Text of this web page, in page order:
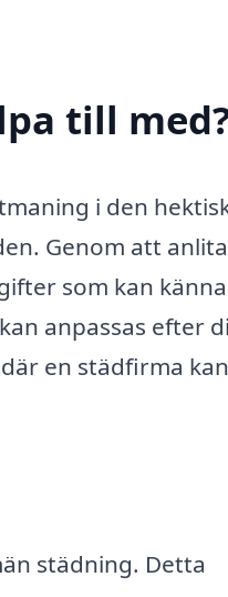
till
i den
Genom att anlita
som kan
anpassas efter
en städfirma kan
städning. Detta